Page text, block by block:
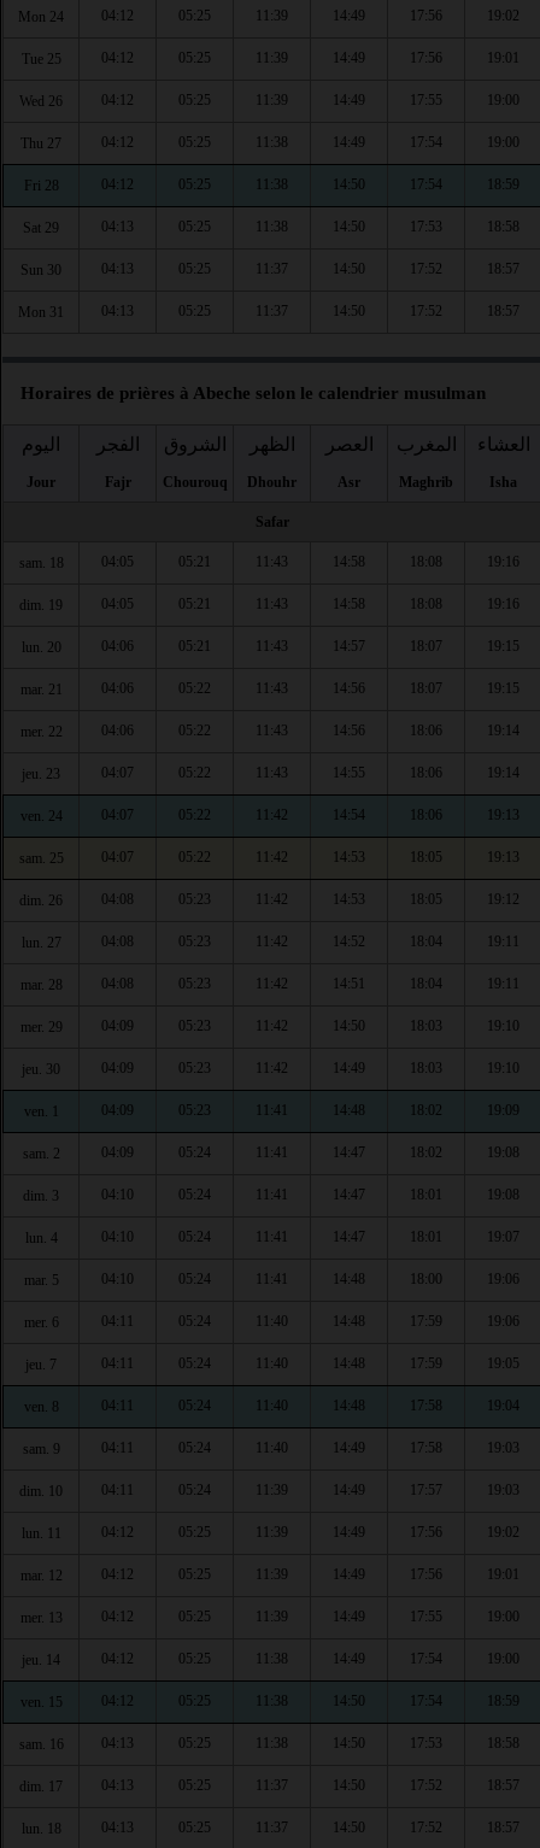
Mon 24 04:12 05:25 11:39 14:49 17:56 19:02
Tue 25 04:12 05:25 11:39 14:49 17:56 19:01
Wed 26 04:12 05:25 11:39 14:49 17:55 19:00
Thu 27 04:12 05:25 11:38 14:49 17:54 19:00
Fri 28 04:12 05:25 11:38 14:50 17:54 18:59
Sat 29 04:13 05:25 11:38 14:50 17:53 18:58
Sun 30 04:13 05:25 11:37 14:50 17:52 18:57
Mon 31 04:13 05:25 11:37 14:50 17:52 18:57
Horaires de prières à Abeche selon le calendrier musulman
اليوم
Jour
الفجر
Fajr
الشروق
Chourouq
الظهر
Dhouhr
العصر
Asr
المغرب
Maghrib
العشاء
Isha
Safar
sam. 18 04:05 05:21 11:43 14:58 18:08 19:16
dim. 19 04:05 05:21 11:43 14:58 18:08 19:16
lun. 20 04:06 05:21 11:43 14:57 18:07 19:15
mar. 21 04:06 05:22 11:43 14:56 18:07 19:15
mer. 22 04:06 05:22 11:43 14:56 18:06 19:14
jeu. 23 04:07 05:22 11:43 14:55 18:06 19:14
ven. 24 04:07 05:22 11:42 14:54 18:06 19:13
sam. 25 04:07 05:22 11:42 14:53 18:05 19:13
dim. 26 04:08 05:23 11:42 14:53 18:05 19:12
lun. 27 04:08 05:23 11:42 14:52 18:04 19:11
mar. 28 04:08 05:23 11:42 14:51 18:04 19:11
mer. 29 04:09 05:23 11:42 14:50 18:03 19:10
jeu. 30 04:09 05:23 11:42 14:49 18:03 19:10
ven. 1 04:09 05:23 11:41 14:48 18:02 19:09
sam. 2 04:09 05:24 11:41 14:47 18:02 19:08
dim. 3 04:10 05:24 11:41 14:47 18:01 19:08
lun. 4 04:10 05:24 11:41 14:47 18:01 19:07
mar. 5 04:10 05:24 11:41 14:48 18:00 19:06
mer. 6 04:11 05:24 11:40 14:48 17:59 19:06
jeu. 7 04:11 05:24 11:40 14:48 17:59 19:05
ven. 8 04:11 05:24 11:40 14:48 17:58 19:04
sam. 9 04:11 05:24 11:40 14:49 17:58 19:03
dim. 10 04:11 05:24 11:39 14:49 17:57 19:03
lun. 11 04:12 05:25 11:39 14:49 17:56 19:02
mar. 12 04:12 05:25 11:39 14:49 17:56 19:01
mer. 13 04:12 05:25 11:39 14:49 17:55 19:00
jeu. 14 04:12 05:25 11:38 14:49 17:54 19:00
ven. 15 04:12 05:25 11:38 14:50 17:54 18:59
sam. 16 04:13 05:25 11:38 14:50 17:53 18:58
dim. 17 04:13 05:25 11:37 14:50 17:52 18:57
lun. 18 04:13 05:25 11:37 14:50 17:52 18:57